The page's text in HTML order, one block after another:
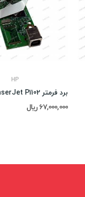
HP
برد فرمتر HP LaserJet P1102
67,000,000 ریال